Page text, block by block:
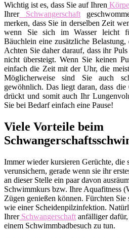
Wichtig ist es, dass Sie auf Ihren
IhrerSchwangerschaft
merken, dass Sie in derselben Zeit
wenn Sie sich im Wasser leicht
Bäuchlein eine zusätzliche
Achten Sie daher darauf, dass ihr
nicht übersteigt. Wenn Sie keinen
einfach die Zeit mit der Uhr, die
Möglicherweise sind Sie auch
gewöhnlich. Das liegt daran, dass
drückt und somit auch Ihr
Sie bei Bedarf einfach eine Pause!
Viele Vorteile beim
Immer wieder kursieren Gerüchte, die
verunsichern, gerade wenn sie ihr
an dieser Stelle ein paar davon
Schwimmkurs bzw. Ihre Aquafitness
Zügen genießen können. Fürchten
wie einer Scheidenpilzinfektion.
IhrerSchwangerschaft anfälliger
einem Schwimmbadbesuch zu tun.